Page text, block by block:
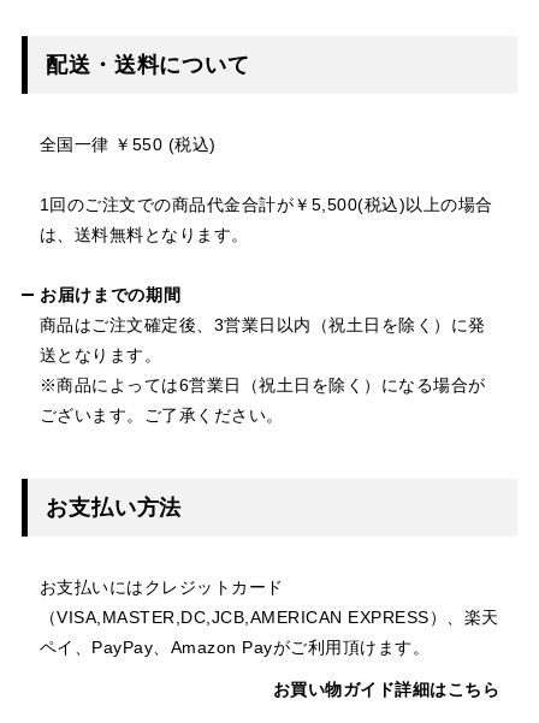
配送・送料について
全国一律 ￥550 (税込)
1回のご注文での商品代金合計が￥5,500(税込)以上の場合
は、送料無料となります。
お届けまでの期間
商品はご注文確定後、3営業日以内（祝土日を除く）に発
送となります。
※商品によっては6営業日（祝土日を除く）になる場合が
ございます。ご了承ください。
お支払い方法
お支払いにはクレジットカード
（VISA,MASTER,DC,JCB,AMERICAN EXPRESS）、楽天
ペイ、PayPay、Amazon Payがご利用頂けます。
お買い物ガイド詳細はこちら